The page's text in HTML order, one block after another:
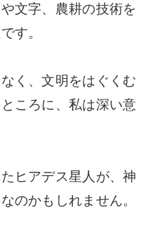
文字、農耕の技術を
す。
く、文明をはぐくむ
ころに、私は深い意
ヒアデス星人が、神
のかもしれません。